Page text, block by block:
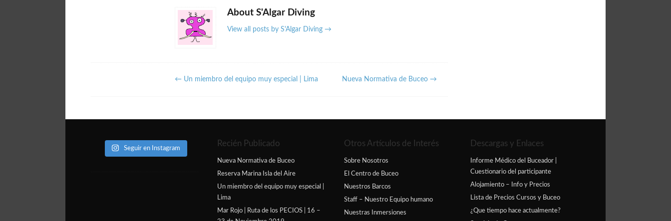
About S'Algar Diving
View all posts by S'Algar Diving→
← Un miembro del equipo muy especial | Lima Nueva Normativa de Buceo →
Seguir en Instagram
Recién Publicado
Nueva Normativa de Buceo
Reserva Marina Isla del Aire
Un miembro del equipo muy especial |
Lima
Mar Rojo | Ruta de los PECIOS | 16 –
Otros Artículos de Interés
Sobre Nosotros
El Centro de Buceo
Nuestros Barcos
Staff – Nuestro Equipo humano
Nuestras Inmersiones
Descargas y Enlaces
Informe Médico del Buceador |
Cuestionario del participante
Alojamiento – Info y Precios
Lista de Precios Cursos y Buceo
¿Que tiempo hace actualmente?